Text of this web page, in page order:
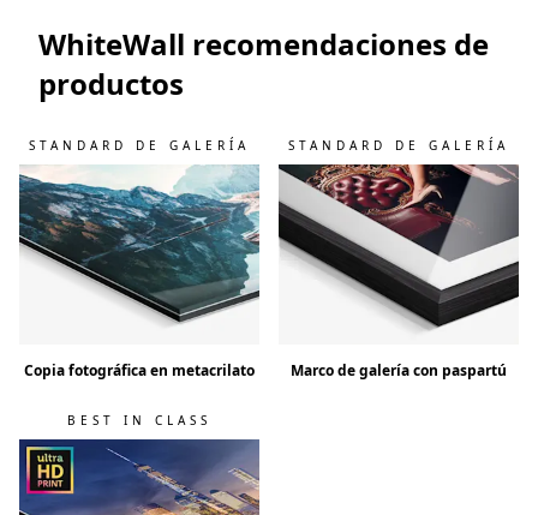
WhiteWall recomendaciones de
productos
STANDARD DE GALERÍA
Copia fotográfica en metacrilato
STANDARD DE GALERÍA
Marco de galería con paspartú
BEST IN CLASS